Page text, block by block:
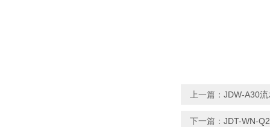
上一篇： JDW-A30
下一篇： JDT-WN-